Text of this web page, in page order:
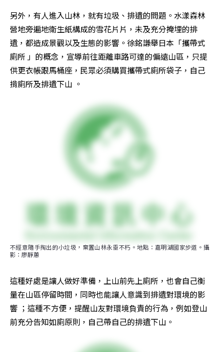
另外，有人進入山林，就有垃圾、排遺的問題。水漾森林
營地旁遍地衛生紙構成的雪花片片，未及充分掩埋的排
遺，都造成景觀以及生態的影響。徐銘謙舉日本「攜帶式
廁所 」的概念，宣導前往距離車路可達的偏遠山區，只提
供更衣帳跟馬桶座，民眾必須購買攜帶式廁所袋子，自己
揹廁所及排遺下山 。
不經意隨手掏出的小垃圾，棄置山林永垂不朽。地點：嘉明湖國家步道。攝
影：廖靜蕙
這種好處是讓人做好準備，上山前先上廁所，也會自己衡
量在山區停留時間，同時也能讓人意識到排遺對環境的影
響 ；這種不方便，提醒山友對環境負責的行為，例如登山
前充分告知如廁原則，自己帶自己的排遺下山。